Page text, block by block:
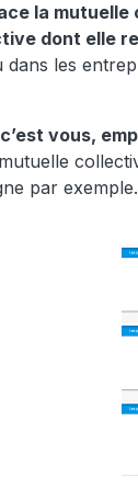
la
dont elle
dans les
vous,
par